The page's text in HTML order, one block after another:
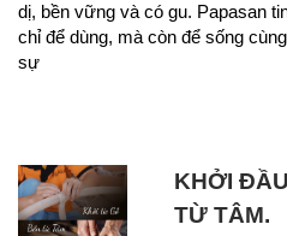
dị, bền vững và có gu. Papasan
chỉ để dùng, mà còn để sống
sự
KHỞI
TỪ TÂM.